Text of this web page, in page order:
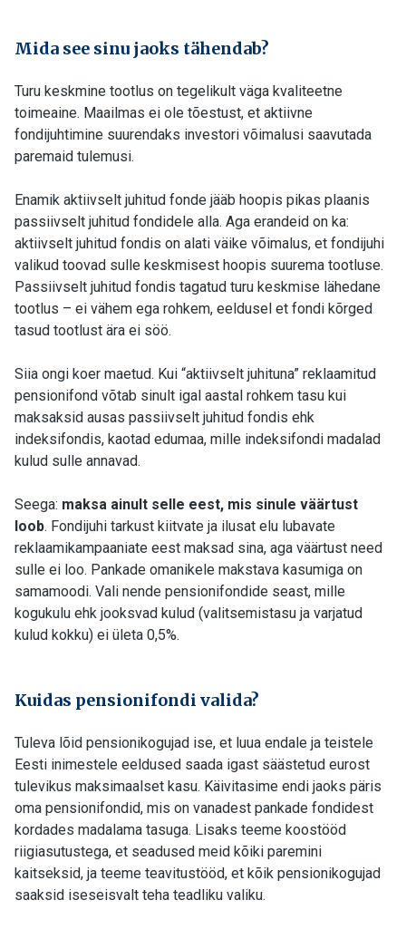
Mida see sinu jaoks tähendab?
Turu keskmine tootlus on tegelikult väga kvaliteetne
toimeaine. Maailmas ei ole tõestust, et aktiivne
fondijuhtimine suurendaks investori võimalusi saavutada
paremaid tulemusi.
Enamik aktiivselt juhitud fonde jääb hoopis pikas plaanis
passiivselt juhitud fondidele alla. Aga erandeid on ka:
aktiivselt juhitud fondis on alati väike võimalus, et fondijuhi
valikud toovad sulle keskmisest hoopis suurema tootluse.
Passiivselt juhitud fondis tagatud turu keskmise lähedane
tootlus – ei vähem ega rohkem, eeldusel et fondi kõrged
tasud tootlust ära ei söö.
Siia ongi koer maetud. Kui “aktiivselt juhituna” reklaamitud
pensionifond võtab sinult igal aastal rohkem tasu kui
maksaksid ausas passiivselt juhitud fondis ehk
indeksifondis, kaotad edumaa, mille indeksifondi madalad
kulud sulle annavad.
Seega: maksa ainult selle eest, mis sinule väärtust
loob. Fondijuhi tarkust kiitvate ja ilusat elu lubavate
reklaamikampaaniate eest maksad sina, aga väärtust need
sulle ei loo. Pankade omanikele makstava kasumiga on
samamoodi. Vali nende pensionifondide seast, mille
kogukulu ehk jooksvad kulud (valitsemistasu ja varjatud
kulud kokku) ei ületa 0,5%.
Kuidas pensionifondi valida?
Tuleva lõid pensionikogujad ise, et luua endale ja teistele
Eesti inimestele eeldused saada igast säästetud eurost
tulevikus maksimaalset kasu. Käivitasime endi jaoks päris
oma pensionifondid, mis on vanadest pankade fondidest
kordades madalama tasuga. Lisaks teeme koostööd
riigiasutustega, et seadused meid kõiki paremini
kaitseksid, ja teeme teavitustööd, et kõik pensionikogujad
saaksid iseseisvalt teha teadliku valiku.